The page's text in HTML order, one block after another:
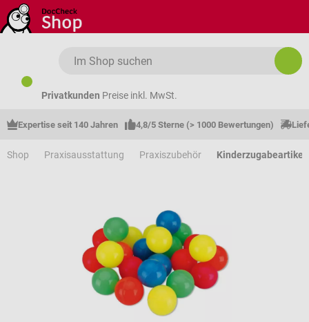
Zum Hauptinhalt springen
Privatkunden Preise inkl. MwSt.
Expertise seit 140 Jahren 4,8/5 Sterne (> 1000 Bewertungen)
Shop Praxisausstattung Praxiszubehör Kinderzugabeartikel